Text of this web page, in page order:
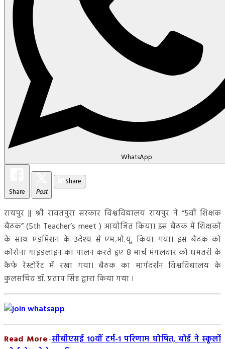
WhatsApp
Share Post
Share
रायपुर || श्री रावतपुरा सरकार विश्वविद्यालय रायपुर ने “5वीं शिक्षक
बैठक” (5th Teacher’s meet ) आयोजित किया। इस बैठक में शिक्षकों
के साथ एडमिशन के उदेश्य से एम.ओ.यू. किया गया। इस बैठक को
कोरोना गाइडलाइन का पालन करते हुए 8 मार्च मंगलवार को धमतरी के
कैफे रेस्टोरेंट में रखा गया। बैठक का मार्गदर्शन विश्वविद्यालय के
कुलसचिव डॉ. प्रताप सिंह द्वारा किया गया ।
Read More:-सीबीएसई 10वीं टर्म-1 परिणाम घोषित, बोर्ड ने स्कूलों